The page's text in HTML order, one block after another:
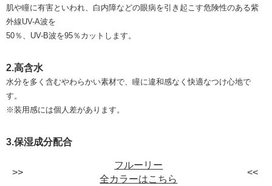
肌や瞳に有害といわれ、白内障などの眼病を引き起こす危険性のある紫
外線UV-A波を
50％、UV-B波を95％カットします。
2.高含水
水分を多く含むやわらかい素材で、瞳に違和感なく快適なつけ心地で
す。
※装用感には個人差があります。
3.保湿成分配合
フルーリー
全カラーはこちら